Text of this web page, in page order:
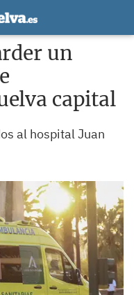
un
capital
al hospital Juan